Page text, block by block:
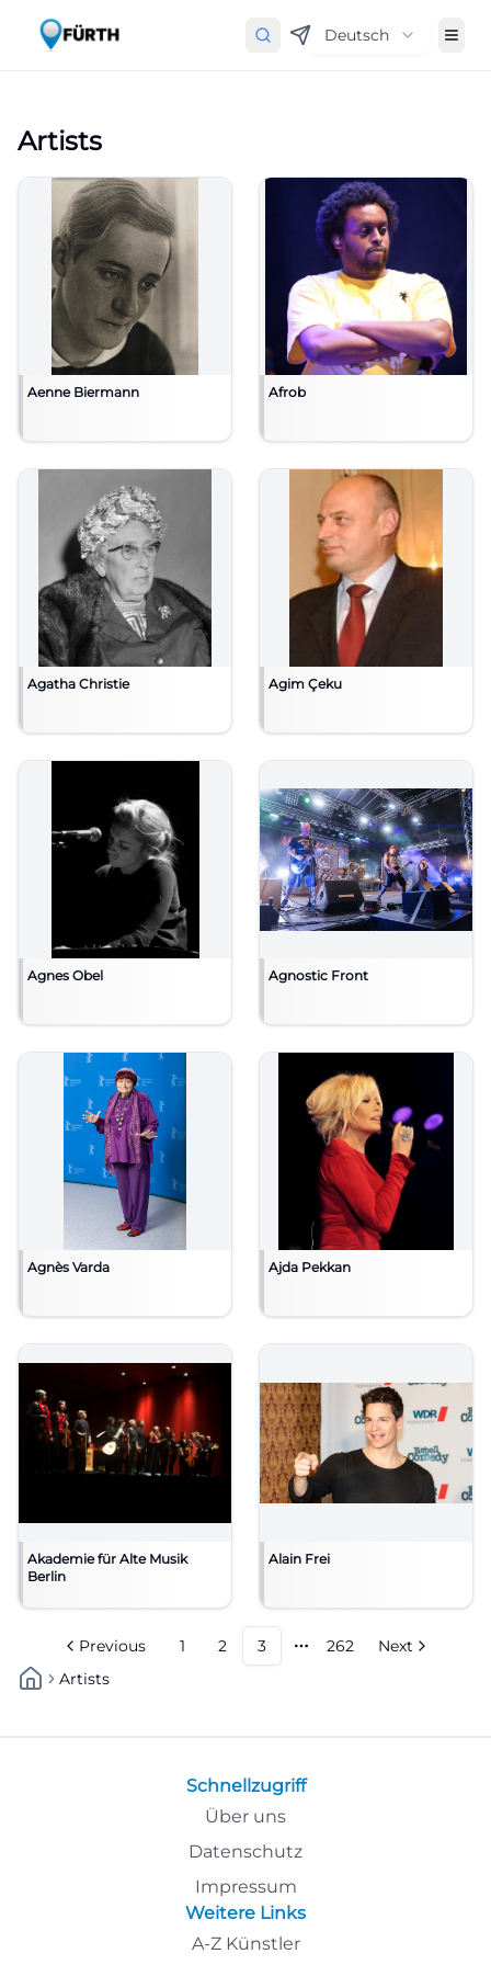
Deutsch
Artists
Aenne Biermann Afrob
Agatha Christie Agim Çeku
Agnes Obel Agnostic Front
Agnès Varda Ajda Pekkan
Akademie für Alte Musik
Berlin
Alain Frei
Previous 1 2 3
More pages
262
Next
Artists
Schnellzugriff
Über uns
Datenschutz
Impressum
Weitere Links
A-Z Künstler